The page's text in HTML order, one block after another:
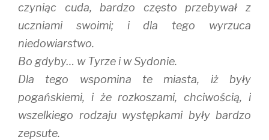
czyniąc cuda, bardzo często przebywał z
uczniami swoimi; i dla tego wyrzuca
niedowiarstwo.
Bo gdyby… w Tyrze i w Sydonie.
Dla tego wspomina te miasta, iż były
pogańskiemi, i że rozkoszami, chciwością, i
wszelkiego rodzaju występkami były bardzo
zepsute.